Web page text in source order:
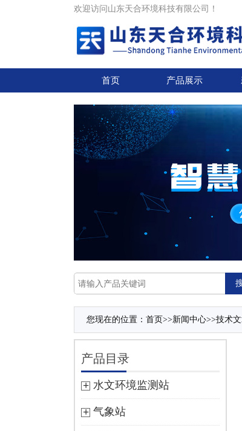
欢迎访问山东天合环境科技有限公司！
首页 产品展示
您现在的位置： 首页>>新闻中心>>技术
产品目录
水文环境监测站
气象站